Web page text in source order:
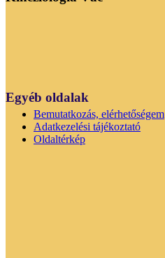
Egyéb oldalak
Bemutatkozás, elérhetőségem
Adatkezelési tájékoztató
Oldaltérkép